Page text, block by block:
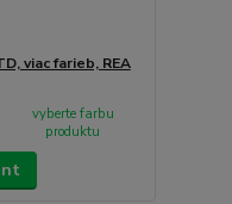
viac farieb, REA
vyberte farbu
produktu